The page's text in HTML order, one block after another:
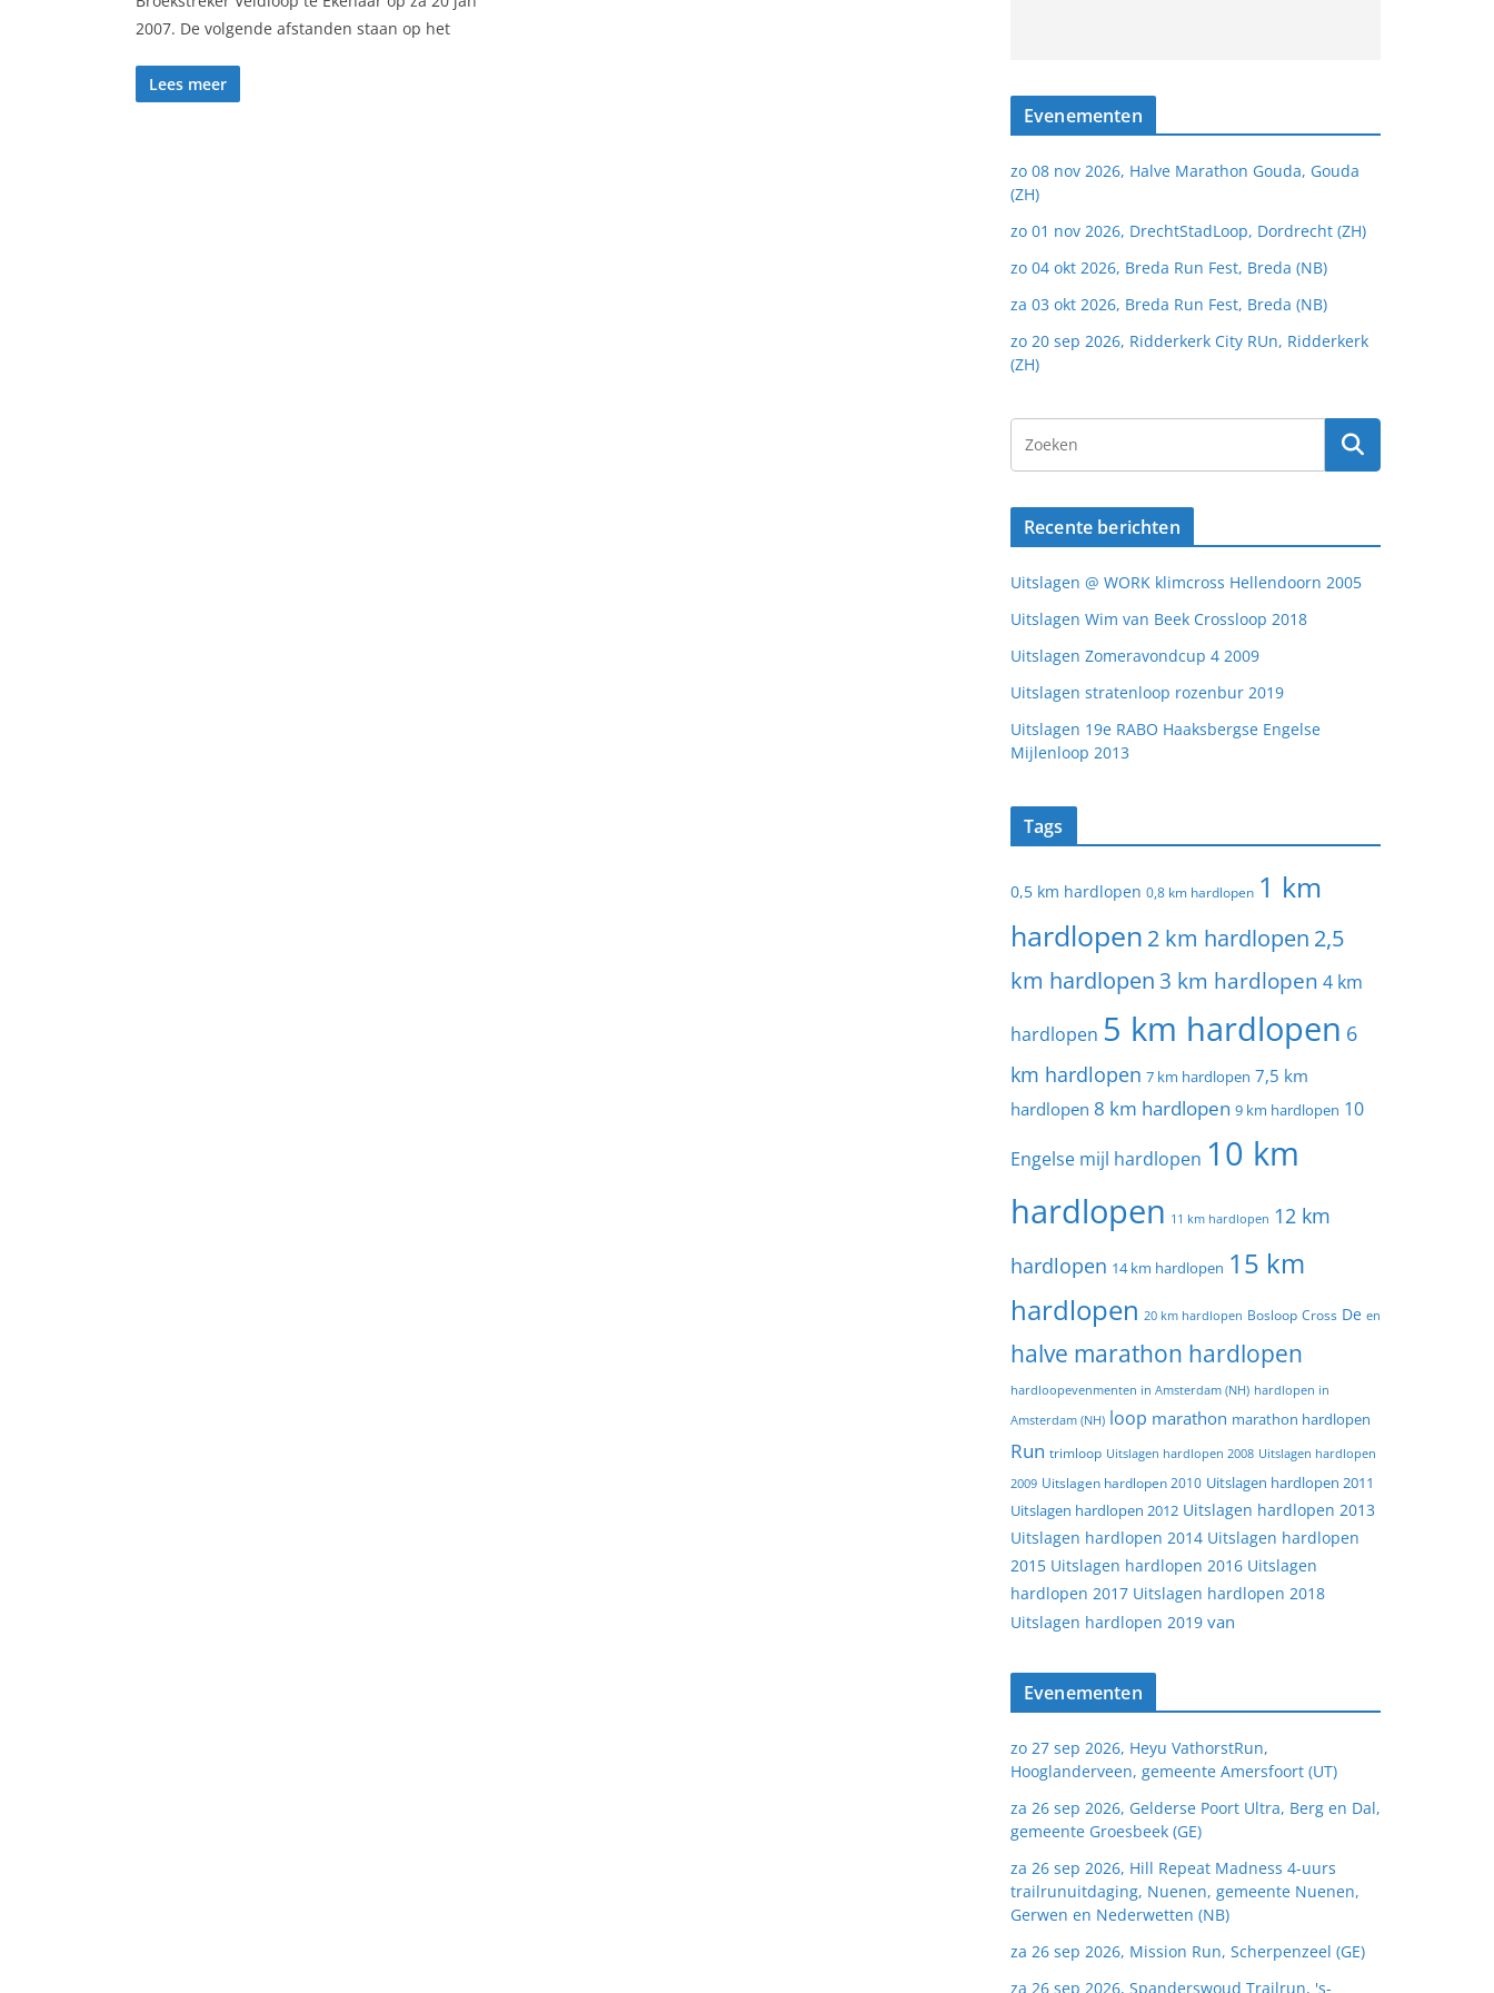
2007. De volgende afstanden staan op het
Lees meer
Evenementen
zo 08 nov 2026, Halve Marathon Gouda, Gouda
(ZH)
zo 01 nov 2026, DrechtStadLoop, Dordrecht (ZH)
zo 04 okt 2026, Breda Run Fest, Breda (NB)
za 03 okt 2026, Breda Run Fest, Breda (NB)
zo 20 sep 2026, Ridderkerk City RUn, Ridderkerk
(ZH)
Recente berichten
Uitslagen @ WORK klimcross Hellendoorn 2005
Uitslagen Wim van Beek Crossloop 2018
Uitslagen Zomeravondcup 4 2009
Uitslagen stratenloop rozenbur 2019
Uitslagen 19e RABO Haaksbergse Engelse
Mijlenloop 2013
Tags
0,5 km hardlopen 0,8 km hardlopen 1 km
hardlopen 2 km hardlopen 2,5
km hardlopen 3 km hardlopen 4 km
hardlopen 5 km hardlopen 6
km hardlopen 7 km hardlopen 7,5 km
hardlopen 8 km hardlopen 9 km hardlopen 10
Engelse mijl hardlopen 10 km
hardlopen 11 km hardlopen 12 km
hardlopen 14 km hardlopen 15 km
hardlopen 20 km hardlopen Bosloop Cross De en
halve marathon hardlopen
hardloopevenmenten in Amsterdam (NH) hardlopen in
Amsterdam (NH) loop marathon marathon hardlopen
Run trimloop Uitslagen hardlopen 2008 Uitslagen hardlopen
2009 Uitslagen hardlopen 2010 Uitslagen hardlopen 2011
Uitslagen hardlopen 2012 Uitslagen hardlopen 2013
Uitslagen hardlopen 2014 Uitslagen hardlopen
2015 Uitslagen hardlopen 2016 Uitslagen
hardlopen 2017 Uitslagen hardlopen 2018
Uitslagen hardlopen 2019 van
Evenementen
zo 27 sep 2026, Heyu VathorstRun,
Hooglanderveen, gemeente Amersfoort (UT)
za 26 sep 2026, Gelderse Poort Ultra, Berg en Dal,
gemeente Groesbeek (GE)
za 26 sep 2026, Hill Repeat Madness 4-uurs
trailrunuitdaging, Nuenen, gemeente Nuenen,
Gerwen en Nederwetten (NB)
za 26 sep 2026, Mission Run, Scherpenzeel (GE)
za 26 sep 2026, Spanderswoud Trailrun, 's-